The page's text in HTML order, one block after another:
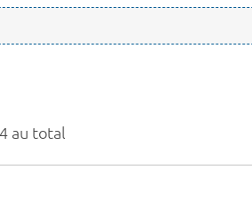
au total